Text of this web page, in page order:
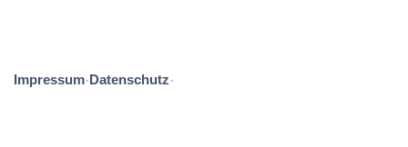
Impressum· Datenschutz·